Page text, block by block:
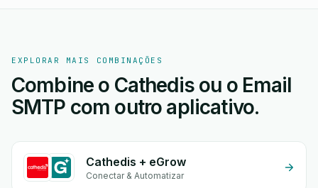
EXPLORAR MAIS COMBINAÇÕES
Combine o Cathedis ou o Email
SMTP com outro aplicativo.
Cathedis + eGrow
Conectar & Automatizar